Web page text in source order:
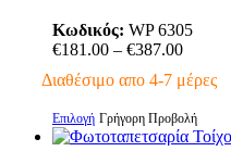
επιλογές
μπορούν
επιλεγούν
σελίδα
του
Κωδικός: WP 6305
€181.00 – €387.00Price
range:
€181.00
€387.00
Διαθέσιμο απο 4-7 μέρες
Επιλογή Αυτό
το
Γρήγορη Προβολή